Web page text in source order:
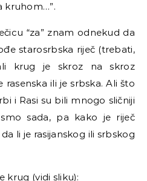
kruhom…”.
“za” znam odnekud da
starosrbska riječ (trebati,
krug je skroz na skroz
rasenska ili je srbska. Ali što
i Rasi su bili mnogo sličniji
sada, pa kako je riječ
li je rasijanskog ili srbskog
krug (vidi sliku):